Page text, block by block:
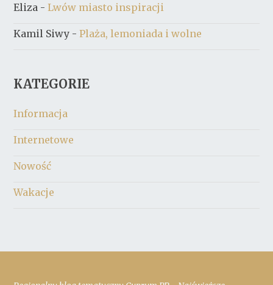
Eliza -Lwów miasto inspiracji
Kamil Siwy -Plaża, lemoniada i wolne
KATEGORIE
Informacja
Internetowe
Nowość
Wakacje